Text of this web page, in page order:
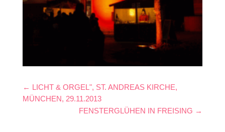
← LICHT & ORGEL", ST. ANDREAS KIRCHE,
MÜNCHEN, 29.11.2013
FENSTERGLÜHEN IN FREISING →